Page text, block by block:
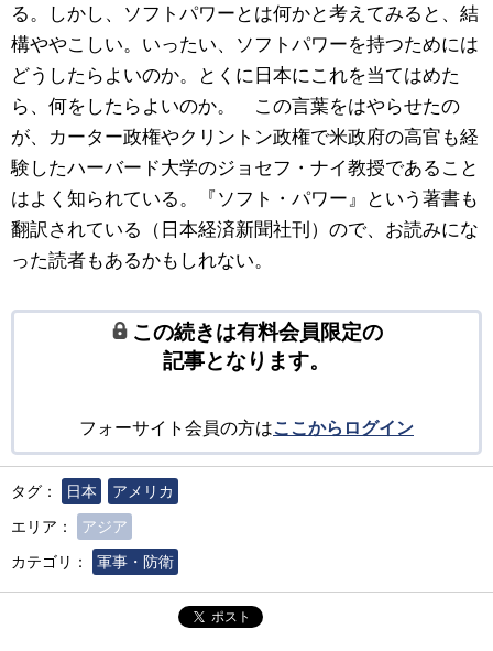
る。しかし、ソフトパワーとは何かと考えてみると、結
構ややこしい。いったい、ソフトパワーを持つためには
どうしたらよいのか。とくに日本にこれを当てはめた
ら、何をしたらよいのか。 この言葉をはやらせたの
が、カーター政権やクリントン政権で米政府の高官も経
験したハーバード大学のジョセフ・ナイ教授であること
はよく知られている。『ソフト・パワー』という著書も
翻訳されている（日本経済新聞社刊）ので、お読みにな
った読者もあるかもしれない。
この続きは有料会員限定の
記事となります。
フォーサイト会員の方はここからログイン
タグ： 日本
アメリカ
エリア：
アジア
カテゴリ：
軍事・防衛
ポスト